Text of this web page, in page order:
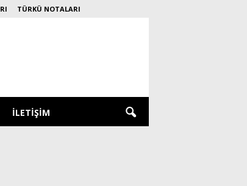
TÜRKÜ NOTALARI
İLETIŞIM